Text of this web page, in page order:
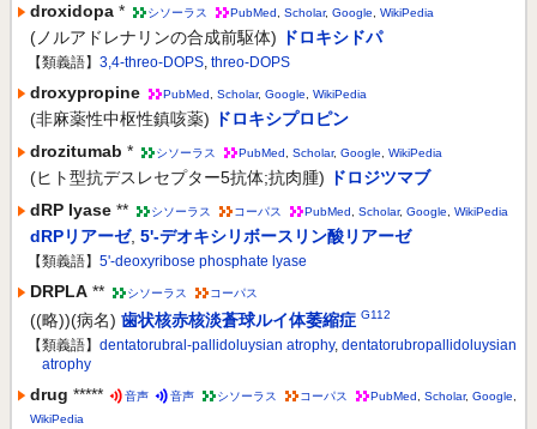
droxidopa * シソーラス PubMed Scholar, Google WikiPedia
(ノルアドレナリンの合成前駆体) ドロキシドパ
【類義語】 3,4-threo-DOPS, threo-DOPS
droxypropine PubMed Scholar, Google WikiPedia
(非麻薬性中枢性鎮咳薬)
ドロキシプロピン
drozitumab * シソーラス PubMed Scholar, Google WikiPedia
(ヒト型抗デスレセプター5抗体;抗肉腫)
ドロジツマブ
dRP lyase ** シソーラス コーパス PubMed Scholar, Google WikiPedia
dRPリアーゼ, 5'-デオキシリボースリン酸リアーゼ
【類義語】 5'-deoxyribose phosphate lyase
DRPLA ** シソーラス コーパス
((略))(病名) 歯状核赤核淡蒼球ルイ体萎縮症 G112
【類義語】 dentatorubral-pallidoluysian atrophy, dentatorubropallidoluysian
atrophy
drug ***** 音声 音声 シソーラス コーパス PubMed Scholar, Google
WikiPedia